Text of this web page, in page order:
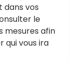
vos
le
mesures afin
qui vous ira